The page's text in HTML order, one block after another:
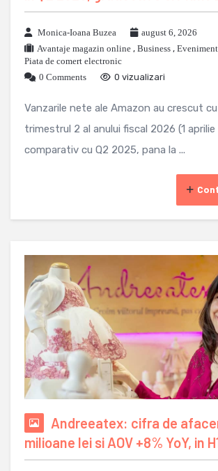
Monica-Ioana Buzea
august 6, 2026
Avantaje magazin online , Business ,
Piata de comert electronic
0 Comments
0 vizualizari
Vanzarile nete ale Amazon au crescut
trimestrul 2 al anului fiscal 2026 (1 aprilie
comparativ cu Q2 2025, pana la ...
Andreeatex: cifra de
milioane lei si AOV +8% YoY, in